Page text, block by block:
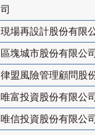
司
現場再設計股份有限
區塊城市股份有限公司
律盟風險管理顧問股
唯富投資股份有限公司
唯信投資股份有限公司